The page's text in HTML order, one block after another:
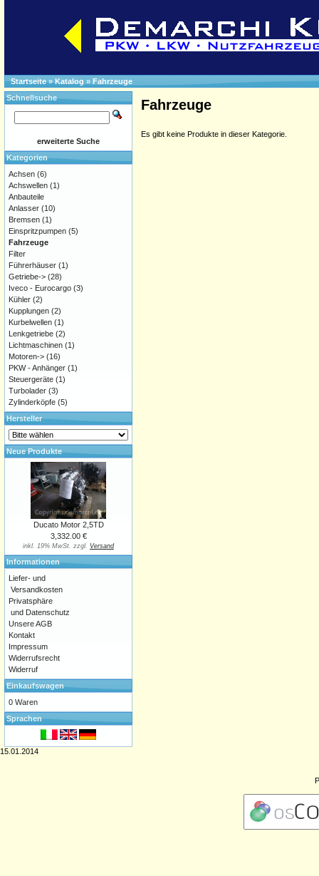
Startseite»Katalog » Fahrzeuge
Fahrzeuge
Es gibt keine Produkte in dieser Kategorie.
Schnellsuche
erweiterte Suche
Kategorien
Achsen (6)
Achswellen (1)
Anbauteile
Anlasser (10)
Bremsen (1)
Einspritzpumpen (5)
Fahrzeuge
Filter
Führerhäuser (1)
Getriebe-> (28)
Iveco - Eurocargo (3)
Kühler (2)
Kupplungen (2)
Kurbelwellen (1)
Lenkgetriebe (2)
Lichtmaschinen (1)
Motoren-> (16)
PKW - Anhänger (1)
Steuergeräte (1)
Turbolader (3)
Zylinderköpfe (5)
Hersteller
Neue Produkte
Ducato Motor 2,5TD
3,332.00 €
inkl. 19% MwSt. zzgl. Versand
Informationen
Liefer- und
Versandkosten
Privatsphäre
und Datenschutz
Unsere AGB
Kontakt
Impressum
Widerrufsrecht
Widerruf
Einkaufswagen
0 Waren
Sprachen
15.01.2014